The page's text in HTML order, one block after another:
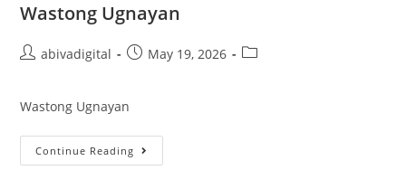
Wastong Ugnayan
abivadigital May 19, 2026
Wastong Ugnayan
Continue Reading